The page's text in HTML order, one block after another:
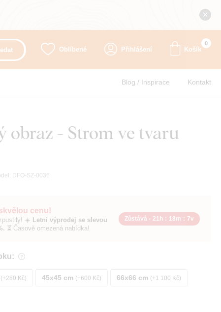
Oblíbené Přihlášení Košík
0
Blog / Inspirace Kontakt
obraz - Strom ve tvaru
DFO-SZ-0036
cenu!
☀️ Letní výprodej se slevou
⏳ Časově omezená nabídka!
Zůstává - 21h : 18m : 6v
+280 Kč 45x45 cm +600 Kč 66x66 cm +1 100 Kč